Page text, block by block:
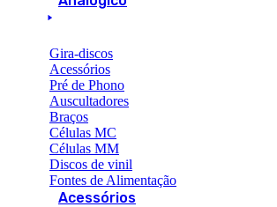
Gira-discos
Acessórios
Pré de Phono
Auscultadores
Braços
Células MC
Células MM
Discos de vinil
Fontes de Alimentação
Acessórios